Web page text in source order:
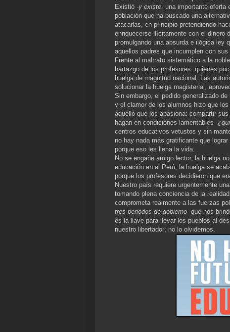
Existió -y existe- una importante oferta
población que ha buscado una
atacarlas, en principio pretendiendo
enriquecerse ilícitamente con el dinero
promulgando una absurda e ilógica ley
aquellos padres que incumplen con
Frente al maltrato sistemático a la
hartazgo de los profesores, quienes
huelga de magnitud nacional. Las
solucionar la huelga magisterial,
Sin embargo, el pedido generalizado
y el clamor de los alumnos hizo que
aquello que los apasiona: compartir
hagan en condiciones lamentables -
centros educativos vetustos y sin
no hay nada más gratificante que
porque eso les llena la vida.
No se engañe amigo lector, la huelga
educación en el Perú; la huelga se
porque los profesores decidieron que
Nuestro país requiere urgentemente
tomando plena conciencia de la
comprometa realmente a las fuerzas
tres periodos de gobierno- que nos
es la llave para llevar los pueblos al
nuestro libertador; no lo olvidemos.